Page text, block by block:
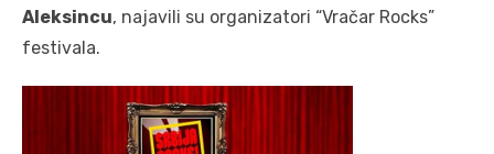
Aleksincu, najavili su organizatori “Vračar Rocks”
festivala.